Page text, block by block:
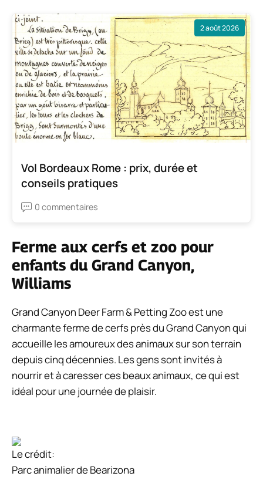
2 août 2026
Vol Bordeaux Rome : prix, durée et
conseils pratiques
0 commentaires
Ferme aux cerfs et zoo pour
enfants du Grand Canyon,
Williams
Grand Canyon Deer Farm & Petting Zoo est une
charmante ferme de cerfs près du Grand Canyon qui
accueille les amoureux des animaux sur son terrain
depuis cinq décennies. Les gens sont invités à
nourrir et à caresser ces beaux animaux, ce qui est
idéal pour une journée de plaisir.
Le crédit:
Parc animalier de Bearizona